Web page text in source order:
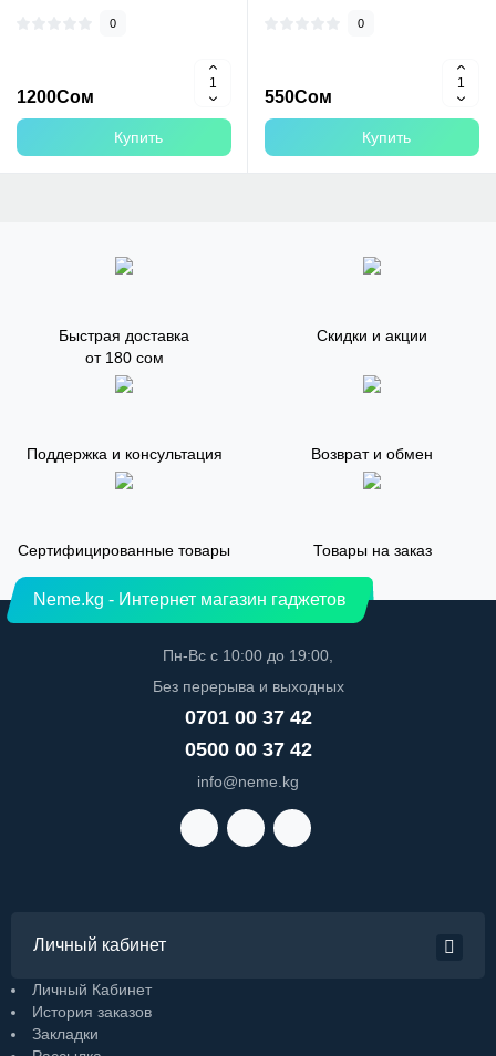
облицовка из пол..
0
1200Сом
Купить
навигацией, ..
0
550Сом
Купить
Быстрая доставка
от 180 сом
Скидки и акции
Поддержка и консультация Возврат и обмен
Сертифицированные товары Товары на заказ
Neme.kg - Интернет магазин гаджетов
Пн-Вс с 10:00 до 19:00,
Без перерыва и выходных
0701 00 37 42
0500 00 37 42
info@neme.kg
Личный кабинет
Личный Кабинет
История заказов
Закладки